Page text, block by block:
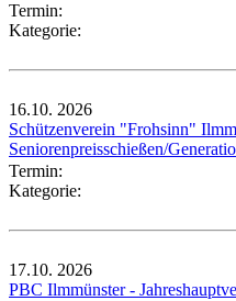
Termin:
Kategorie:
16.10. 2026
Schützenverein "Frohsinn"
Seniorenpreisschießen/
Termin:
Kategorie:
17.10. 2026
PBC Ilmmünster -